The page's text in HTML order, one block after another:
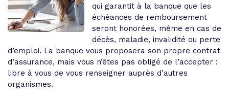
qui garantit à la banque que les
échéances de remboursement
seront honorées, même en cas de
décès, maladie, invalidité ou perte
d’emploi. La banque vous proposera son propre contrat
d’assurance, mais vous n’êtes pas obligé de l’accepter :
libre à vous de vous renseigner auprès d’autres
organismes.